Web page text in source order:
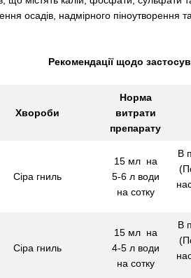
осадів, надмірного піноутворення
Рекомендації щодо
Хвороби
Норма
витрати
препарату
Сіра гниль
15 мл на
5-6 л води
на сотку
В
Сіра гниль
15 мл на
4-5 л води
на сотку
В